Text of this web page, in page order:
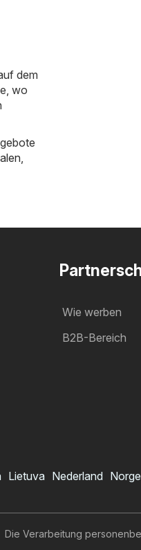
dem
wo
Wie werben
B2B-Bereich
Lietuva Nederland Norge
Die Verarbeitung